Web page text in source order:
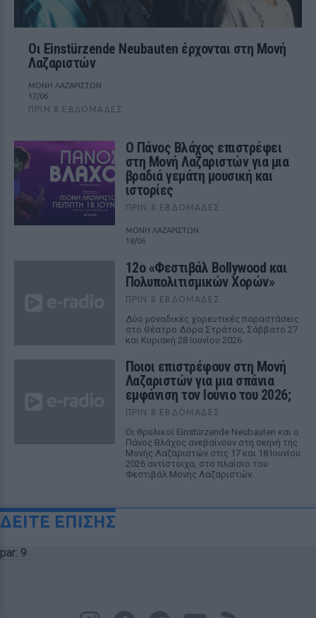
Οι Einstürzende Neubauten έρχονται στη Μονή
Λαζαριστών
ΜΟΝΗ ΛΑΖΑΡΙΣΤΩΝ
17/06
ΠΡΙΝ 8 ΕΒΔΟΜΆΔΕΣ
Ο Πάνος Βλάχος επιστρέφει
στη Μονή Λαζαριστών για μια
βραδιά γεμάτη μουσική και
ιστορίες
ΠΡΙΝ 8 ΕΒΔΟΜΆΔΕΣ
ΜΟΝΗ ΛΑΖΑΡΙΣΤΩΝ
18/06
12ο «Φεστιβάλ Bollywood και
Πολυπολιτισμικών Χορών»
ΠΡΙΝ 8 ΕΒΔΟΜΆΔΕΣ
Δύο μοναδικές χορευτικές παραστάσεις
στο Θέατρο Δόρα Στράτου, Σάββατο 27
και Κυριακή 28 Ιουνίου 2026
Ποιοι επιστρέφουν στη Μονή
Λαζαριστών για μια σπάνια
εμφάνιση τον Ιούνιο του 2026;
ΠΡΙΝ 8 ΕΒΔΟΜΆΔΕΣ
Οι θρυλικοί Einstürzende Neubauten και ο
Πάνος Βλάχος ανεβαίνουν στη σκηνή της
Μονής Λαζαριστών στις 17 και 18 Ιουνίου
2026 αντίστοιχα, στο πλαίσιο του
Φεστιβάλ Μονής Λαζαριστών.
ΔΕΙΤΕ ΕΠΙΣΗΣ
par: 9